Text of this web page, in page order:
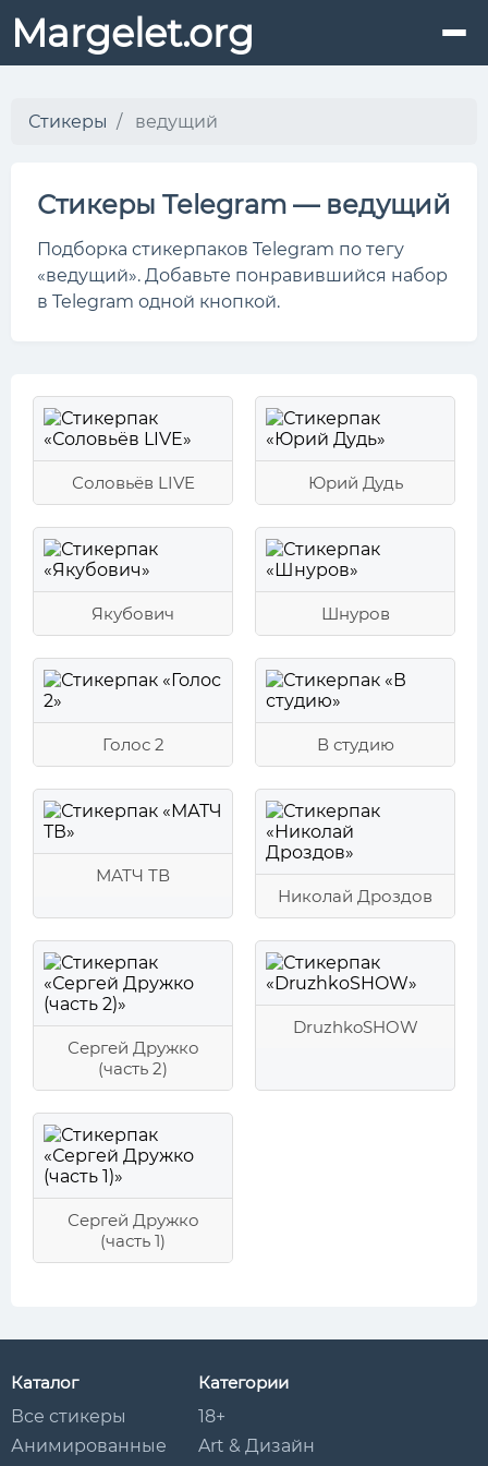
Margelet.org
Стикеры ведущий
Стикеры Telegram — ведущий
Подборка стикерпаков Telegram по тегу
«ведущий». Добавьте понравившийся набор
в Telegram одной кнопкой.
Соловьёв LIVE Юрий Дудь
Якубович Шнуров
Голос 2 В студию
МАТЧ ТВ
Николай Дроздов
Сергей Дружко
(часть 2)
DruzhkoSHOW
Сергей Дружко
(часть 1)
Каталог
Все стикеры
Анимированные
Категории
18+
Art & Дизайн